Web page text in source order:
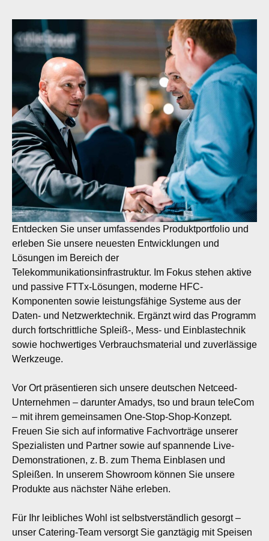
Entdecken Sie unser umfassendes Produktportfolio und
erleben Sie unsere neuesten Entwicklungen und
Lösungen im Bereich der
Telekommunikationsinfrastruktur. Im Fokus stehen aktive
und passive FTTx-Lösungen, moderne HFC-
Komponenten sowie leistungsfähige Systeme aus der
Daten- und Netzwerktechnik. Ergänzt wird das Programm
durch fortschrittliche Spleiß-, Mess- und Einblastechnik
sowie hochwertiges Verbrauchsmaterial und zuverlässige
Werkzeuge.
Vor Ort präsentieren sich unsere deutschen Netceed-
Unternehmen – darunter Amadys, tso und braun teleCom
– mit ihrem gemeinsamen One-Stop-Shop-Konzept.
Freuen Sie sich auf informative Fachvorträge unserer
Spezialisten und Partner sowie auf spannende Live-
Demonstrationen, z. B. zum Thema Einblasen und
Spleißen. In unserem Showroom können Sie unsere
Produkte aus nächster Nähe erleben.
Für Ihr leibliches Wohl ist selbstverständlich gesorgt –
unser Catering-Team versorgt Sie ganztägig mit Speisen